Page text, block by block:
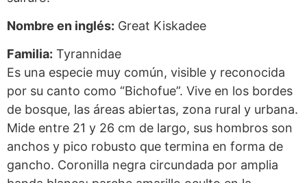
Nombre en inglés: Great Kiskadee
Familia: Tyrannidae
Es una especie muy común, visible y reconocida
por su canto como “Bichofue”. Vive en los bordes
de bosque, las áreas abiertas, zona rural y urbana.
Mide entre 21 y 26 cm de largo, sus hombros son
anchos y pico robusto que termina en forma de
gancho. Coronilla negra circundada por amplia